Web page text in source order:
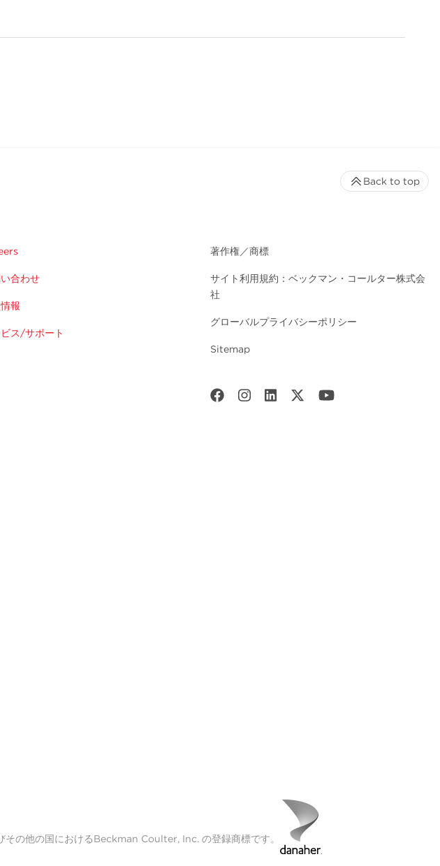
合わせ
報
ス/サポート
著作権／商標
サイト利用規約：ベックマン・コールター株式会
社
グローバルプライバシーポリシー
Sitemap
Back to top
の他の国におけるBeckman Coulter, Inc. の登録商標です。